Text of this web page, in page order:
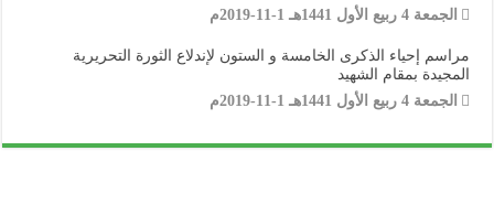
الجمعة 4 ربيع الأول 1441هـ 1-11-2019م
مراسم إحياء الذكرى الخامسة و الستون لإندلاع الثورة التحريرية
المجيدة بمقام الشهيد
الجمعة 4 ربيع الأول 1441هـ 1-11-2019م